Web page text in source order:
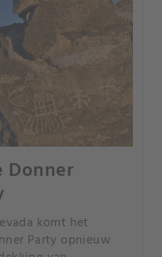
Donner
komt het
Party opnieuw